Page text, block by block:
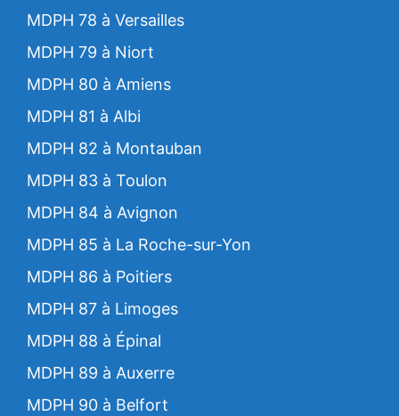
MDPH 78 à Versailles
MDPH 79 à Niort
MDPH 80 à Amiens
MDPH 81 à Albi
MDPH 82 à Montauban
MDPH 83 à Toulon
MDPH 84 à Avignon
MDPH 85 à La Roche-sur-Yon
MDPH 86 à Poitiers
MDPH 87 à Limoges
MDPH 88 à Épinal
MDPH 89 à Auxerre
MDPH 90 à Belfort